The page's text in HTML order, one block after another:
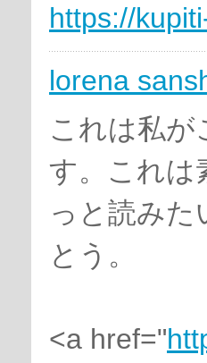
https://
lorena
これは私
す。これは
っと読み
とう。
<a href="